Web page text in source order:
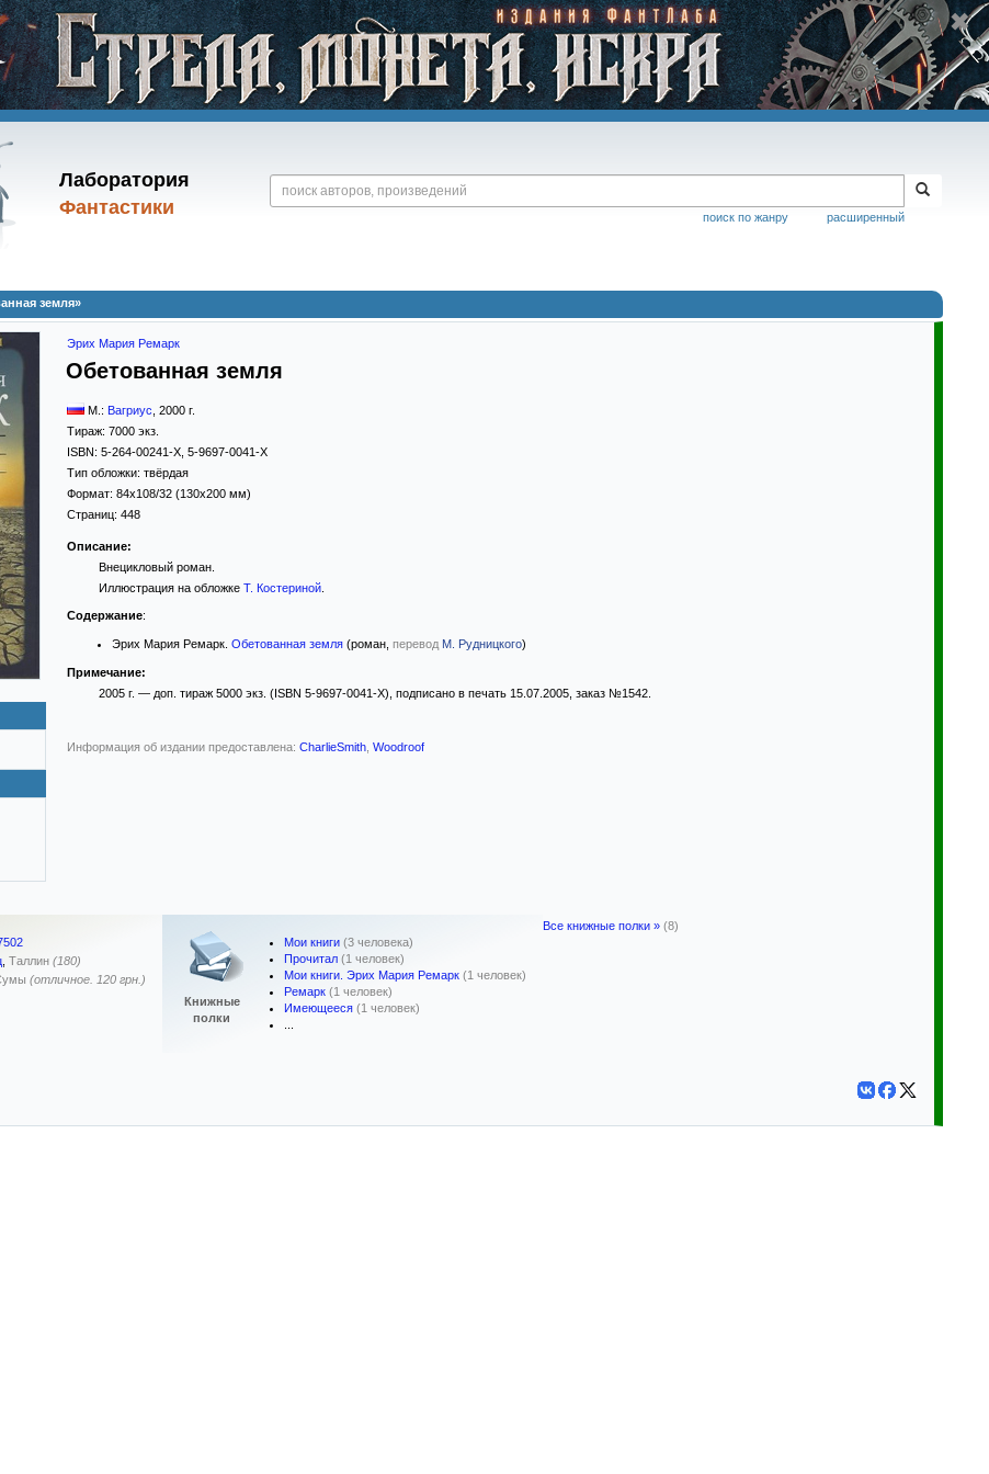
Лаборатория
Фантастики
расширенный
поиск по жанру
земля»
Эрих Мария Ремарк
Обетованная земля
М.: Вагриус 2000 г.
Тираж: 7000 экз.
ISBN: 5-264-00241-X, 5-9697-0041-Х
Тип обложки: твёрдая
Формат: 84x108/32 (130x200 мм)
Страниц: 448
Описание:
Внецикловый роман.
Иллюстрация на обложке Т. Костериной.
Содержание:
Эрих Мария Ремарк. Обетованная земля (роман, перевод М. Рудницкого)
Примечание:
2005 г. — доп. тираж 5000 экз. (ISBN 5-9697-0041-Х), подписано в печать 15.07.2005, заказ №1542.
Информация об издании предоставлена: CharlieSmith Woodroof
, Таллин (180)
(отличное. 120 грн.)
Книжные
полки
Мои книги (3 человека)
Прочитал (1 человек)
Мои книги. Эрих Мария Ремарк (1 человек)
Ремарк (1 человек)
Имеющееся (1 человек)
Все книжные полки » (8)